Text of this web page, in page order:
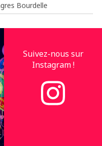
Bourdelle
Suivez-nous sur
Instagram !